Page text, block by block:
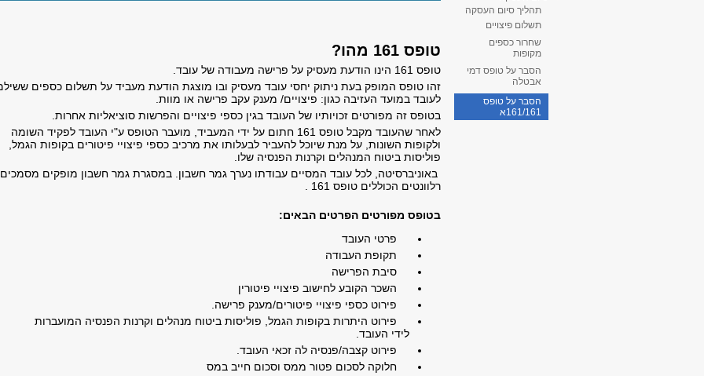
תהליך סיום העסקה
תשלום פיצויים
שחרור כספים
מקופות
הסבר על טופס דמי
אבטלה
הסבר על טופס
161/161א
טופס 161 מהו?
טופס 161 הינו הודעת מעסיק על פרישה מעבודה של עובד.
זהו טופס המופק בעת ניתוק יחסי עובד מעסיק ובו מוצגת הודעת מעביד על תשלום כספים
לעובד במועד העזיבה כגון: פיצויים/ מענק עקב פרישה או מוות.
בטופס זה מפורטים זכויותיו של העובד בגין כספי פיצויים והפרשות סוציאליות אחרות.
לאחר שהעובד מקבל טופס 161 חתום על ידי המעביד, מועבר הטופס ע"י העובד לפקיד השומה
ולקופות השונות, על מנת שיוכל להעביר לבעלותו את מרכיב כספי פיצויי פיטורים בקופות הגמל,
פוליסות ביטוח המנהלים וקרנות הפנסיה שלו.
באוניברסיטה, לכל עובד המסיים עבודתו נערך גמר חשבון. במסגרת גמר חשבון מופקים מסמכים
רלוונטים הכוללים טופס 161 .
בטופס מפורטים הפרטים הבאים:
פרטי העובד
תקופת העבודה
סיבת הפרישה
השכר הקובע לחישוב פיצויי פיטורין
פירוט כספי פיצויי פיטורים/מענק פרישה.
פירוט היתרות בקופות הגמל, פוליסות ביטוח מנהלים וקרנות הפנסיה המועברות
לידי העובד.
פירוט קצבה/פנסיה לה זכאי העובד.
חלוקה לסכום פטור ממס וסכום חייב במס